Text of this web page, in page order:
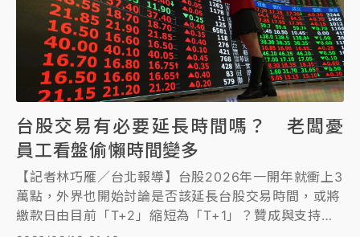
台股交易有必要延長時間嗎？ 老闆憂
員工看盤偷懶時間變多
【記者林巧雁／台北報導】台股2026年一開年就衝上3
萬點，外界也開始討論是否該延長台股交易時間，或將
繳款日由目前「T+2」縮短為「T+1」？贊成與支持意